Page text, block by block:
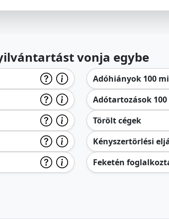
vonja egybe
Adóhiányok 100
Adótartozások
Törölt cégek
Kényszertörlési
Feketén